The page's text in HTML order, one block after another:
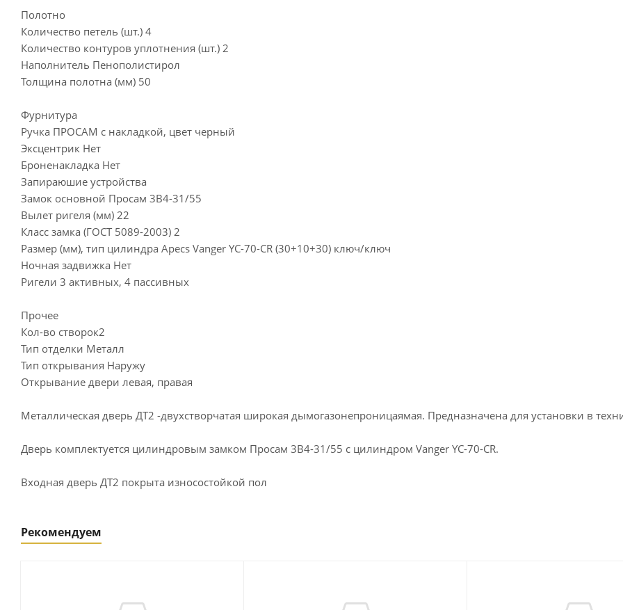
Полотно
Количество петель (шт.) 4
Количество контуров уплотнения (шт.) 2
Наполнитель Пенополистирол
Толщина полотна (мм) 50
Фурнитура
Ручка ПРОСАМ с накладкой, цвет черный
Эксцентрик Нет
Броненакладка Нет
Запираюшие устройства
Замок основной Просам 3В4-31/55
Вылет ригеля (мм) 22
Класс замка (ГОСТ 5089-2003) 2
Размер (мм), тип цилиндра Apecs Vanger YC-70-CR (30+10+30) ключ/ключ
Ночная задвижка Нет
Ригели 3 активных, 4 пассивных
Прочее
Кол-во створок2
Тип отделки Металл
Тип открывания Наружу
Открывание двери левая, правая
Металлическая дверь ДТ2 -двухстворчатая широкая дымогазонепроницаямая. Предназначена для установки в
Дверь комплектуется цилиндровым замком Просам 3В4-31/55 с цилиндром Vanger YC-70-CR.
Входная дверь ДТ2 покрыта износостойкой пол
Рекомендуем